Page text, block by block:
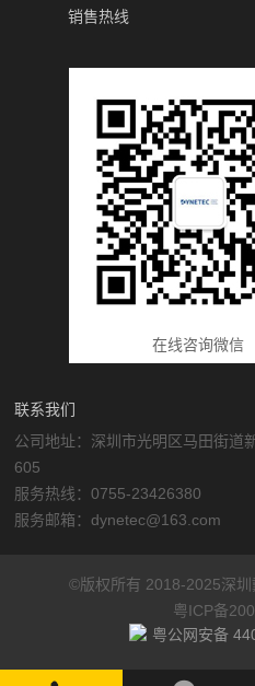
销售热线
在线咨询微信
联系我们
公司地址：深圳市光明区马田街道
605
服务热线：0755-23426380
服务邮箱：dynetec@163.com
©版权所有 2018-2025深圳
粤ICP备
粤公网安备